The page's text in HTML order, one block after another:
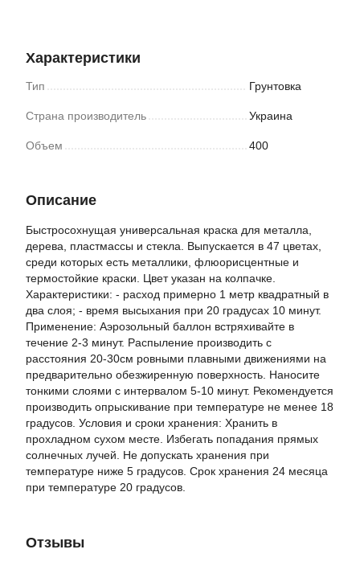
Характеристики
Тип Грунтовка
Страна производитель Украина
Объем 400
Описание
Быстросохнущая универсальная краска для металла,
дерева, пластмассы и стекла. Выпускается в 47 цветах,
среди которых есть металлики, флюорисцентные и
термостойкие краски. Цвет указан на колпачке.
Характеристики: - расход примерно 1 метр квадратный в
два слоя; - время высыхания при 20 градусах 10 минут.
Применение: Аэрозольный баллон встряхивайте в
течение 2-3 минут. Распыление производить с
расстояния 20-30см ровными плавными движениями на
предварительно обезжиренную поверхность. Наносите
тонкими слоями с интервалом 5-10 минут. Рекомендуется
производить опрыскивание при температуре не менее 18
градусов. Условия и сроки хранения: Хранить в
прохладном сухом месте. Избегать попадания прямых
солнечных лучей. Не допускать хранения при
температуре ниже 5 градусов. Срок хранения 24 месяца
при температуре 20 градусов.
Отзывы